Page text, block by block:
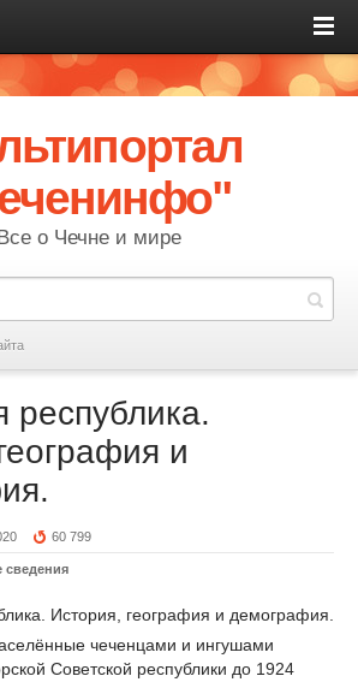
о Чечне и мире
республика.
и
60 799
чеченцами и ингушами
Советской республики до 1924